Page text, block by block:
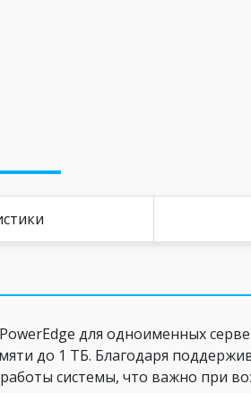
для одноименных
до 1 ТБ. Благодаря
системы, что важно при